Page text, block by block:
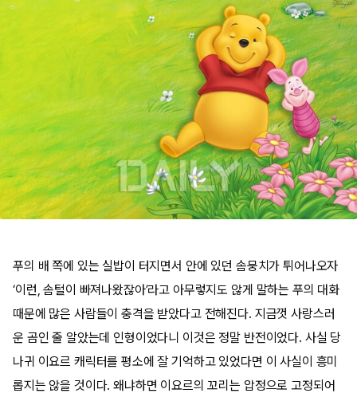
푸의 배 쪽에 있는 실밥이 터지면서 안에 있던 솜뭉치가 튀어나오자
‘이런, 솜털이 빠져나왔잖아’라고 아무렇지도 않게 말하는 푸의 대화
때문에 많은 사람들이 충격을 받았다고 전해진다. 지금껏 사랑스러
운 곰인 줄 알았는데 인형이었다니 이것은 정말 반전이었다. 사실 당
나귀 이요르 캐릭터를 평소에 잘 기억하고 있었다면 이 사실이 흥미
롭지는 않을 것이다. 왜냐하면 이요르의 꼬리는 압정으로 고정되어